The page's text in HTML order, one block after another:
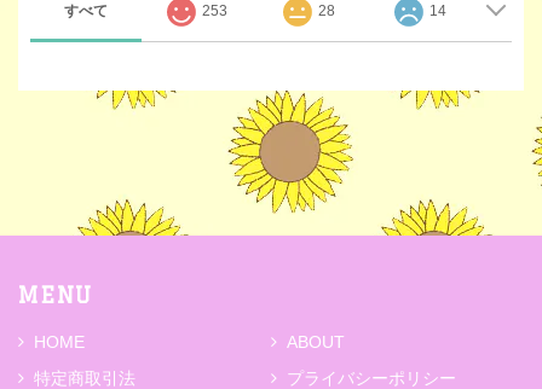
すべて 253 28 14
MENU
HOME
ABOUT
特定商取引法
プライバシーポリシー